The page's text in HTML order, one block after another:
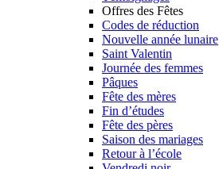
Offres des Fêtes
Codes de réduction
Nouvelle année lunaire
Saint Valentin
Journée des femmes
Pâques
Fête des mères
Fin d’études
Fête des pères
Saison des mariages
Retour à l’école